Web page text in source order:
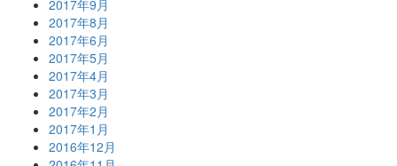
2017年9月
2017年8月
2017年6月
2017年5月
2017年4月
2017年3月
2017年2月
2017年1月
2016年12月